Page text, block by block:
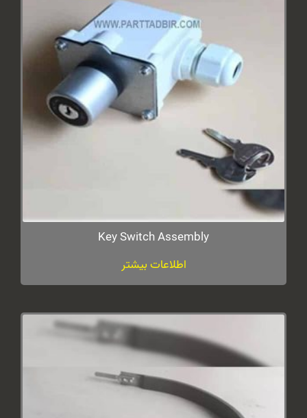
Key Switch Assembly
اطلاعات بیشتر